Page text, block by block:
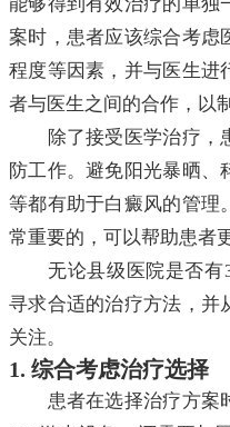
能够得到有效治疗的单独
案时，患者应该综合考虑
程度等因素，并与医生进
者与医生之间的合作，以
除了接受医学治疗，
防工作。避免阳光暴晒、
等都有助于白癜风的管理
常重要的，可以帮助患者
无论县级医院是否有
寻求合适的治疗方法，并
关注。
1. 综合考虑治疗选择
患者在选择治疗方案